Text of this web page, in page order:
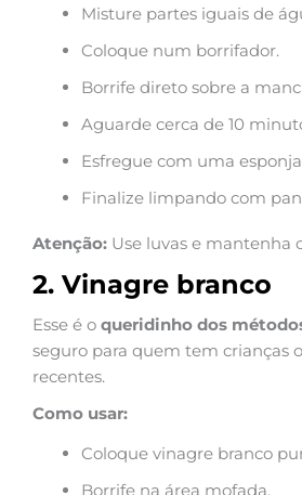
Misture partes iguais de
Coloque num borrifador.
Borrife direto sobre a
Aguarde cerca de 10
Esfregue com uma
Finalize limpando com
Atenção: Use luvas e mantenha
2. Vinagre branco
Esse é o queridinho dos
seguro para quem tem crianças
recentes.
Como usar:
Coloque vinagre branco
Borrife na área mofada.